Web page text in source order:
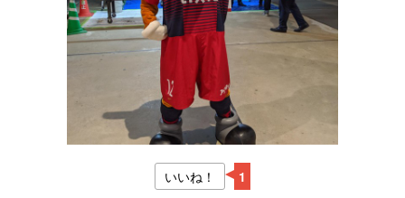
いいね！ 1